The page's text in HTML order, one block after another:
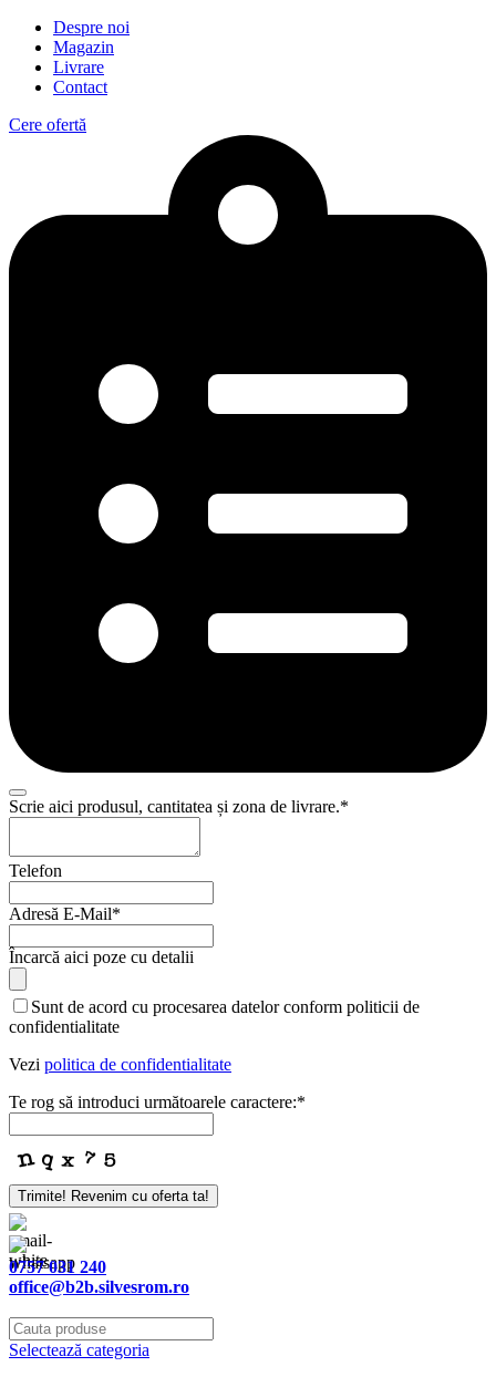
Despre noi
Magazin
Livrare
Contact
Cere ofertă
Scrie aici produsul, cantitatea și zona de livrare.*
Telefon
Adresă E-Mail*
Încarcă aici poze cu detalii
Sunt de acord cu procesarea datelor conform politicii de
confidentialitate
Vezi politica de confidentialitate
Te rog să introduci următoarele caractere:*
Company
Name*
Trimite! Revenim cu oferta ta!
0757 031 240
office@b2b.silvesrom.ro
Selectează categoria